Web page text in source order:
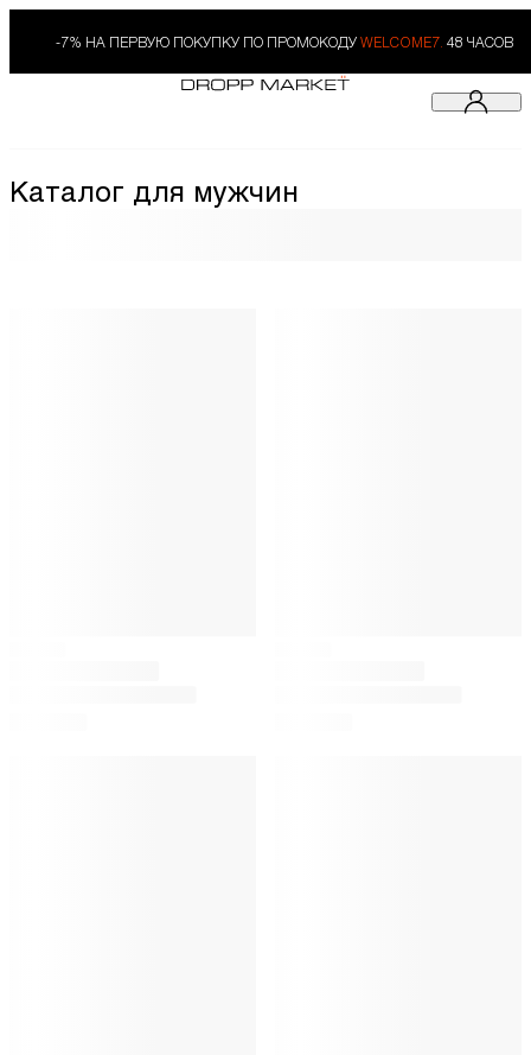
-7% НА ПЕРВУЮ ПОКУПКУ ПО ПРОМОКОДУ WELCOME7. 48 ЧАСОВ
Каталог для мужчин